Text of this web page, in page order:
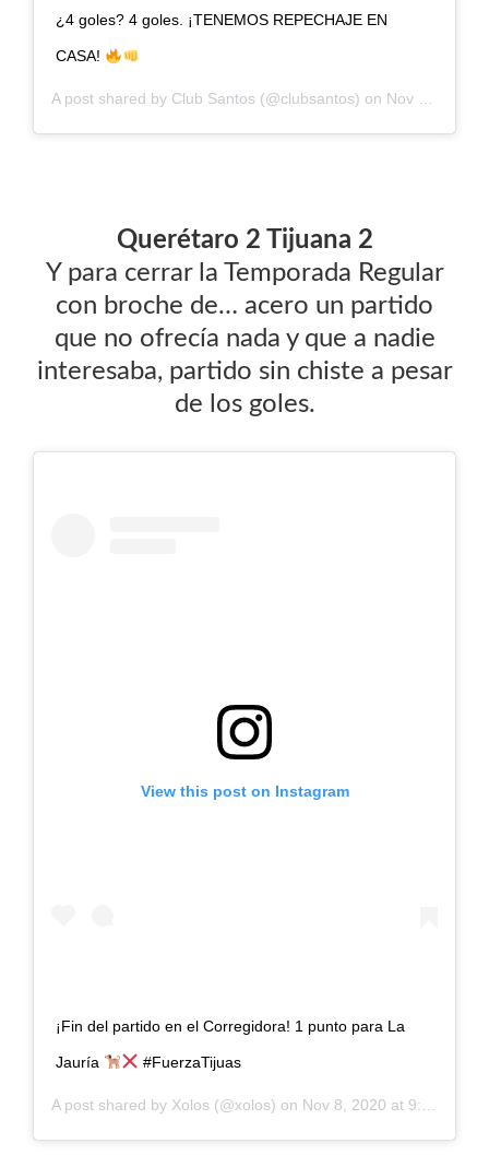
¿4 goles? 4 goles. ¡TENEMOS REPECHAJE EN
CASA!
A post shared by Club Santos (@clubsantos) on Nov 8, 2020 at 7:15pm PST
Querétaro 2 Tijuana 2
Y para cerrar la Temporada Regular
con broche de… acero un partido
que no ofrecía nada y que a nadie
interesaba, partido sin chiste a pesar
de los goles.
View this post on Instagram
¡Fin del partido en el Corregidora! 1 punto para La
Jauría #FuerzaTijuas
A post shared by Xolos (@xolos) on Nov 8, 2020 at 9:01pm PST